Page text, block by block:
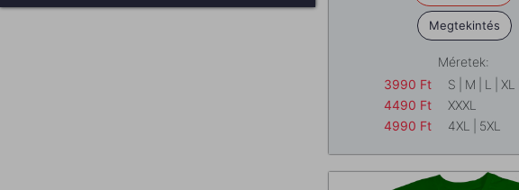
Megtekintés
Méretek:
3990 Ft S M L XL
4490 Ft
XXXL
4990 Ft 4XL 5XL